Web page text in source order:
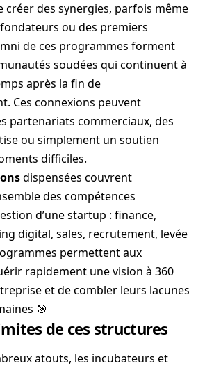
créer des synergies, parfois même
ou des premiers
de ces programmes forment
soudées qui continuent à
après la fin de
Ces connexions peuvent
partenariats commerciaux, des
ou simplement un soutien
difficiles.
dispensées couvrent
des compétences
d’une startup : finance,
digital, sales, recrutement, levée
permettent aux
rapidement une vision à 360
et de combler leurs lacunes
🎯
de ces structures
atouts, les incubateurs et